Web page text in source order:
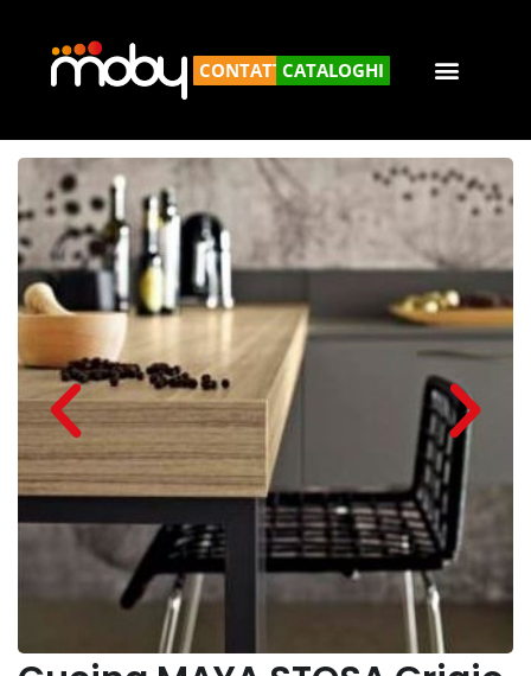
CONTATTACICATALOGHI